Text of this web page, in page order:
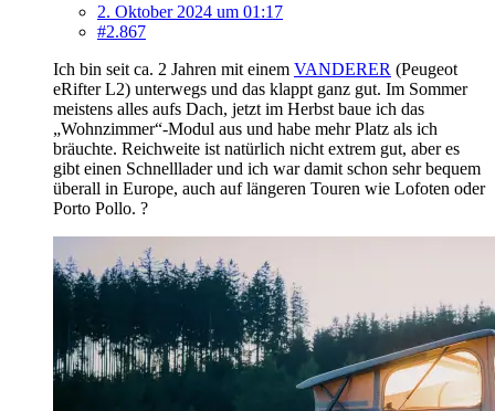
2. Oktober 2024 um 01:17
#2.867
Ich bin seit ca. 2 Jahren mit einem VANDERER (Peugeot
eRifter L2) unterwegs und das klappt ganz gut. Im Sommer
meistens alles aufs Dach, jetzt im Herbst baue ich das
„Wohnzimmer“-Modul aus und habe mehr Platz als ich
bräuchte. Reichweite ist natürlich nicht extrem gut, aber es
gibt einen Schnelllader und ich war damit schon sehr bequem
überall in Europe, auch auf längeren Touren wie Lofoten oder
Porto Pollo. ?